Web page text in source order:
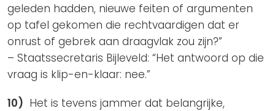
geleden hadden, nieuwe feiten of argumenten
op tafel gekomen die rechtvaardigen dat er
onrust of gebrek aan draagvlak zou zijn?”
– Staatssecretaris Bijleveld: “Het antwoord op die
vraag is klip-en-klaar: nee.”
10) Het is tevens jammer dat belangrijke,